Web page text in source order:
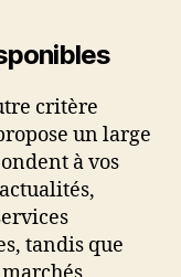
critère
un large
à vos
tandis que